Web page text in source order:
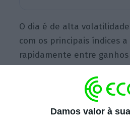
Damos valor à
O dia é de alta
com os principais índices
rapidamente entre
arrancou o dia de
prolongando as perdas de
registadas na sessão